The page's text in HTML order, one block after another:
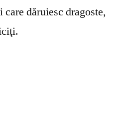
care dăruiesc dragoste,